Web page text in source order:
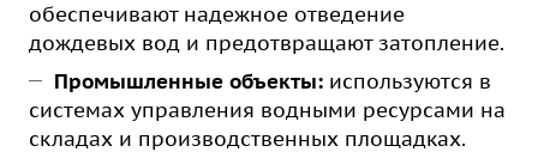
обеспечивают надежное отведение
дождевых вод и предотвращают затопление.
Промышленные объекты: используются в
системах управления водными ресурсами на
складах и производственных площадках.